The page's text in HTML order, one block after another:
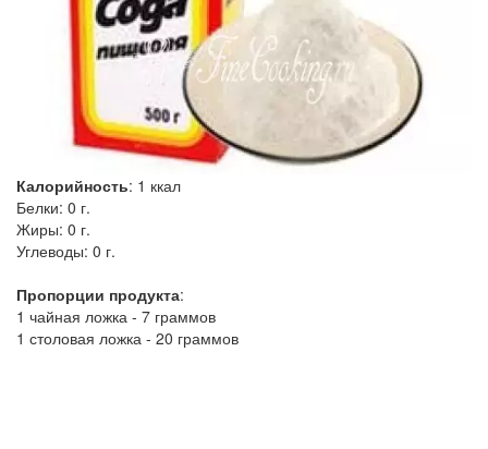
Калорийность: 1 ккал
Белки: 0 г.
Жиры: 0 г.
Углеводы: 0 г.
Пропорции продукта:
1 чайная ложка - 7 граммов
1 столовая ложка - 20 граммов